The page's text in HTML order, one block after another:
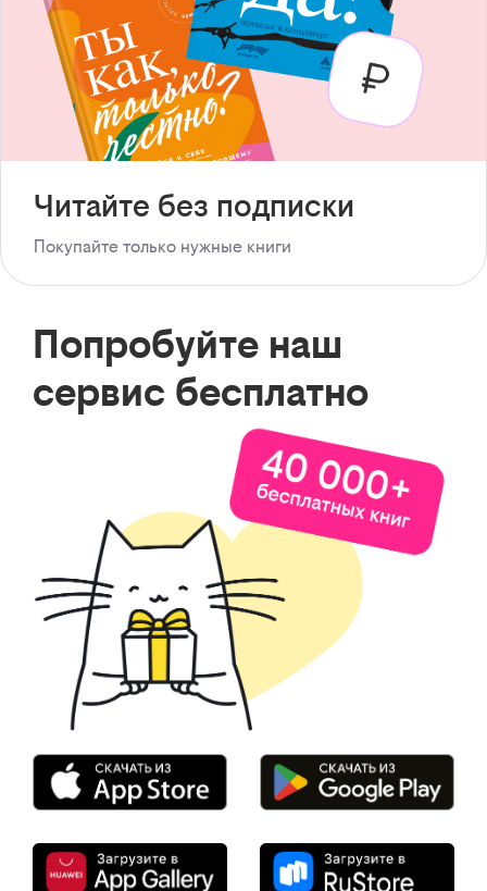
Читайте без подписки
Покупайте только нужные книги
Попробуйте наш
сервис бесплатно